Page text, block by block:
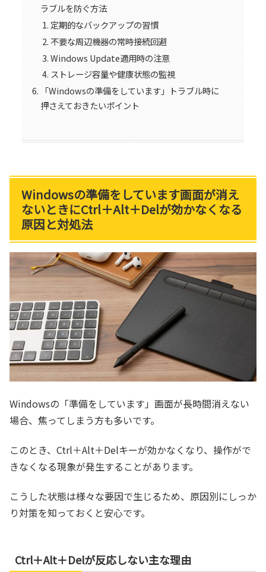
ラブルを防ぐ方法
定期的なバックアップの習慣
不要な周辺機器の常時接続回避
Windows Update適用時の注意
ストレージ容量や健康状態の監視
「Windowsの準備をしています」トラブル時に
押さえておきたいポイント
Windowsの準備をしています画面が消え
ないときにCtrl＋Alt＋Delが効かなくなる
原因と対処法
Windowsの「準備をしています」画面が長時間消えない
場合、焦ってしまう方も多いです。
このとき、Ctrl＋Alt＋Delキーが効かなくなり、操作がで
きなくなる現象が発生することがあります。
こうした状態は様々な要因で生じるため、原因別にしっか
り対策を知っておくと安心です。
Ctrl＋Alt＋Delが反応しない主な理由